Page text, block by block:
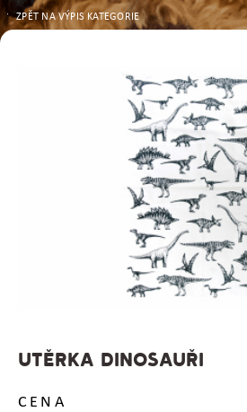
ZPĚT NA VÝPIS KATEGORIE
UTĚRKA DINOSAUŘI
CENA